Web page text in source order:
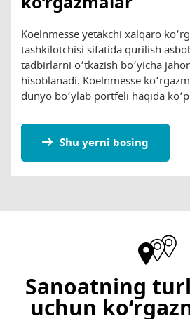
Koelnmesse yetakchi xalqaro
tashkilotchisi sifatida qurilish
tadbirlarni o‘tkazish bo‘yicha
hisoblanadi. Koelnmesse
dunyo bo‘ylab portfeli haqida
Shu yerni bosing
Sanoatning
uchun